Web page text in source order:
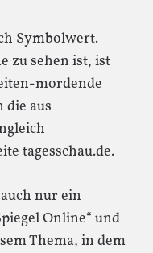
Symbolwert.
zu sehen ist, ist
mordende
die aus
tagesschau.de.
nur ein
Online“ und
Thema, in dem